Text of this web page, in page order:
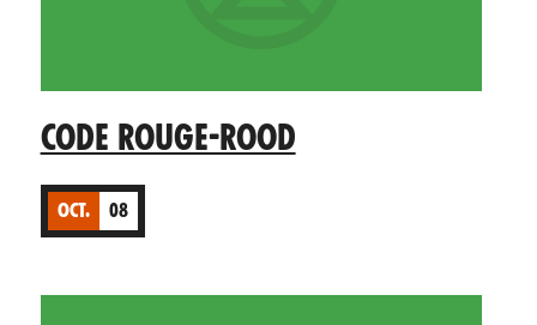
CODE ROUGE-ROOD
OCT. 08